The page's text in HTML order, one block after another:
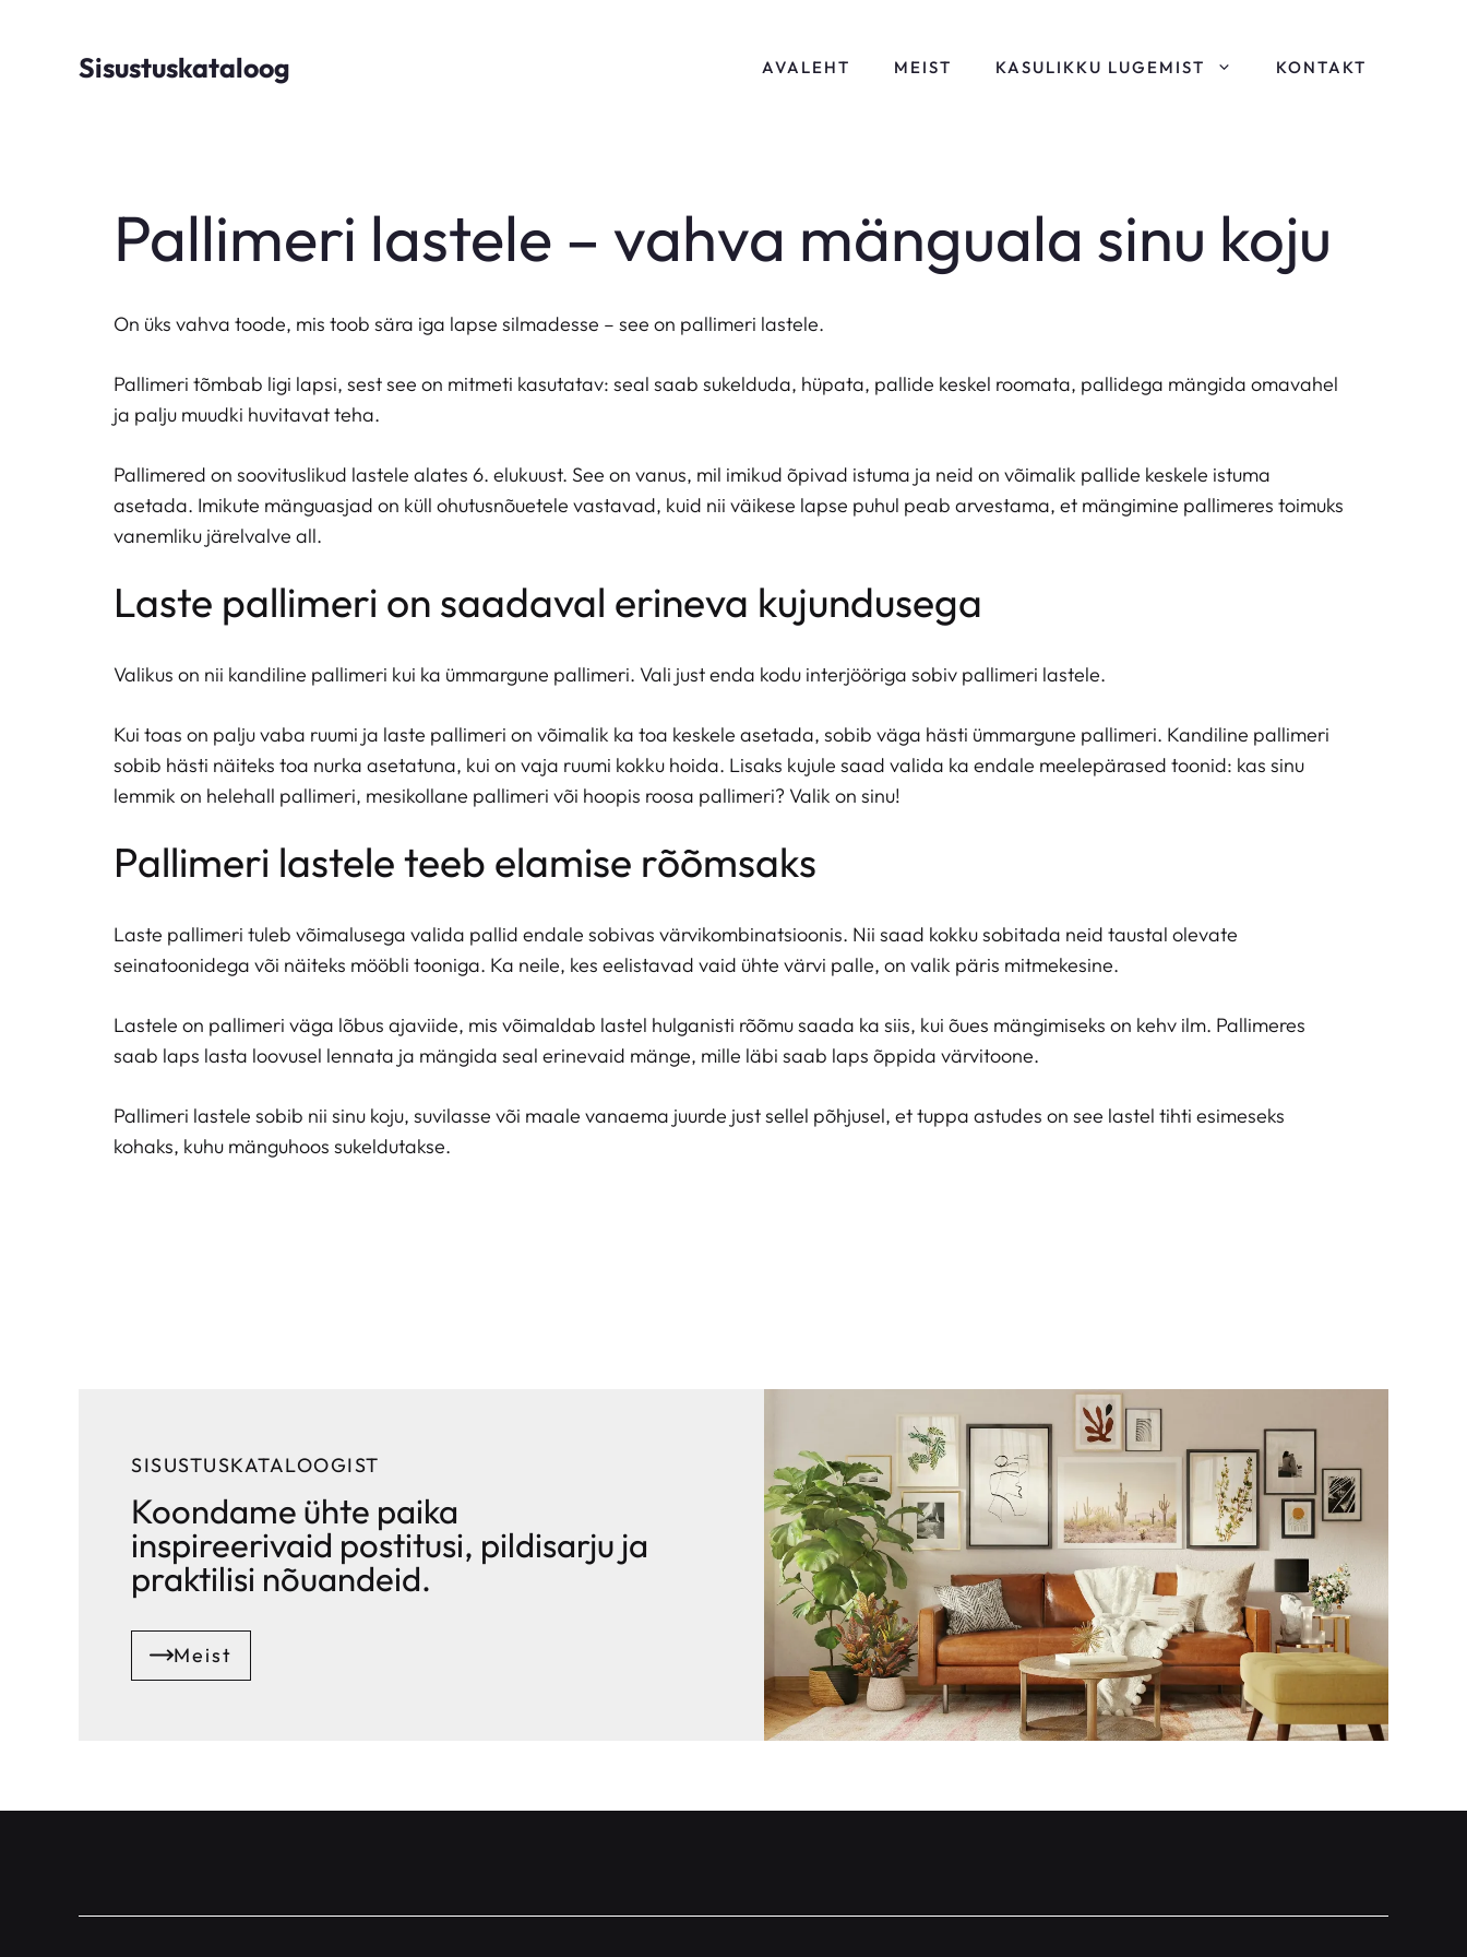
Sisustuskataloog AVALEHT MEIST KASULIKKU LUGEMIST KONTAKT
Pallimeri lastele – vahva mänguala sinu koju
On üks vahva toode, mis toob sära iga lapse silmadesse – see on pallimeri lastele.
Pallimeri tõmbab ligi lapsi, sest see on mitmeti kasutatav: seal saab sukelduda, hüpata, pallide keskel roomata, pallidega mängida omavahel
ja palju muudki huvitavat teha.
Pallimered on soovituslikud lastele alates 6. elukuust. See on vanus, mil imikud õpivad istuma ja neid on võimalik pallide keskele istuma
asetada. Imikute mänguasjad on küll ohutusnõuetele vastavad, kuid nii väikese lapse puhul peab arvestama, et mängimine pallimeres toimuks
vanemliku järelvalve all.
Laste pallimeri on saadaval erineva kujundusega
Valikus on nii kandiline pallimeri kui ka ümmargune pallimeri. Vali just enda kodu interjööriga sobiv pallimeri lastele.
Kui toas on palju vaba ruumi ja laste pallimeri on võimalik ka toa keskele asetada, sobib väga hästi ümmargune pallimeri. Kandiline pallimeri
sobib hästi näiteks toa nurka asetatuna, kui on vaja ruumi kokku hoida. Lisaks kujule saad valida ka endale meelepärased toonid: kas sinu
lemmik on helehall pallimeri, mesikollane pallimeri või hoopis roosa pallimeri? Valik on sinu!
Pallimeri lastele teeb elamise rõõmsaks
Laste pallimeri tuleb võimalusega valida pallid endale sobivas värvikombinatsioonis. Nii saad kokku sobitada neid taustal olevate
seinatoonidega või näiteks mööbli tooniga. Ka neile, kes eelistavad vaid ühte värvi palle, on valik päris mitmekesine.
Lastele on pallimeri väga lõbus ajaviide, mis võimaldab lastel hulganisti rõõmu saada ka siis, kui õues mängimiseks on kehv ilm. Pallimeres
saab laps lasta loovusel lennata ja mängida seal erinevaid mänge, mille läbi saab laps õppida värvitoone.
Pallimeri lastele sobib nii sinu koju, suvilasse või maale vanaema juurde just sellel põhjusel, et tuppa astudes on see lastel tihti esimeseks
kohaks, kuhu mänguhoos sukeldutakse.
SISUSTUSKATALOOGIST
Koondame ühte paika
inspireerivaid postitusi, pildisarju ja
praktilisi nõuandeid.
Meist